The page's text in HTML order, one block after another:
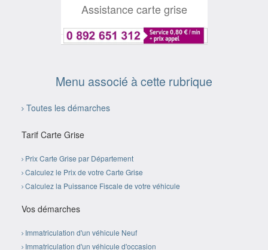
Assistance carte grise
Menu associé à cette rubrique
Toutes les démarches
Tarif Carte Grise
Prix Carte Grise par Département
Calculez le Prix de votre Carte Grise
Calculez la Puissance Fiscale de votre véhicule
Vos démarches
Immatriculation d'un véhicule Neuf
Immatriculation d'un véhicule d'occasion